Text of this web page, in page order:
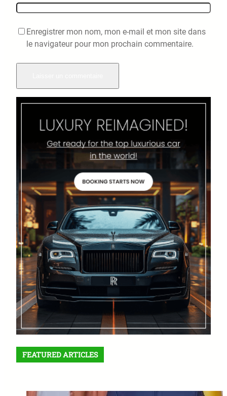
Enregistrer mon nom, mon e-mail et mon site dans
le navigateur pour mon prochain commentaire.
FEATURED ARTICLES